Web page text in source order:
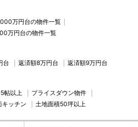
万円台の物件一覧
万円台の物件一覧
台 返済額8万円台 返済額9万円台
帖以上
プライスダウン物件
キッチン 土地面積50坪以上